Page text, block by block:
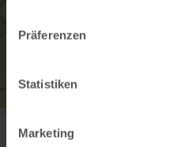
Präferenzen
Statistiken
Marketing
Seeufer 3